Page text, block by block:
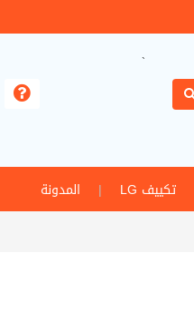
`
تكييف LG | المدونة